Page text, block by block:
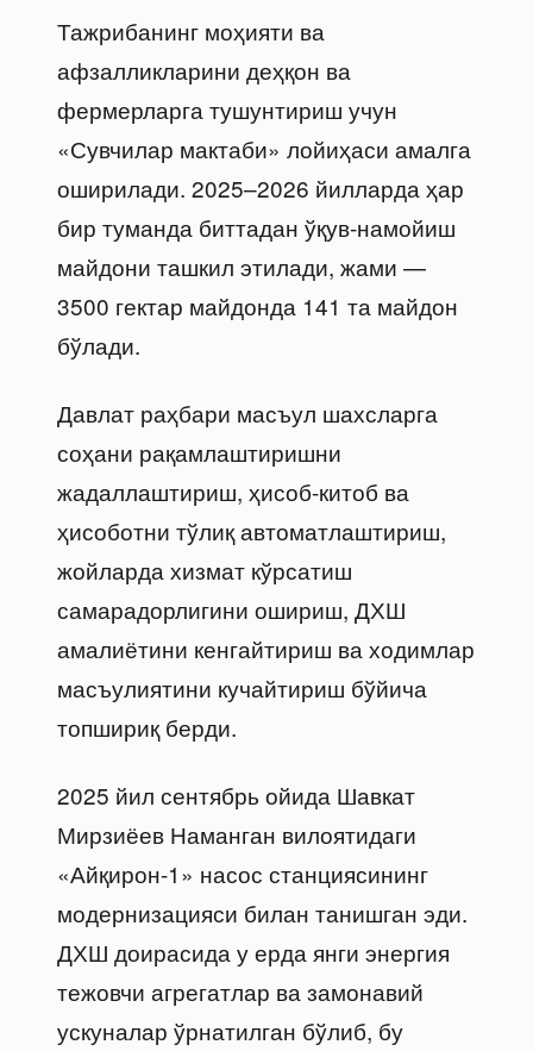
Тажрибанинг моҳияти ва
афзалликларини деҳқон ва
фермерларга тушунтириш учун
«Сувчилар мактаби» лойиҳаси амалга
оширилади. 2025–2026 йилларда ҳар
бир туманда биттадан ўқув-намойиш
майдони ташкил этилади, жами —
3500 гектар майдонда 141 та майдон
бўлади.
Давлат раҳбари масъул шахсларга
соҳани рақамлаштиришни
жадаллаштириш, ҳисоб-китоб ва
ҳисоботни тўлиқ автоматлаштириш,
жойларда хизмат кўрсатиш
самарадорлигини ошириш, ДХШ
амалиётини кенгайтириш ва ходимлар
масъулиятини кучайтириш бўйича
топшириқ берди.
2025 йил сентябрь ойида Шавкат
Мирзиёев Наманган вилоятидаги
«Айқирон-1» насос станциясининг
модернизацияси билан танишган эди.
ДХШ доирасида у ерда янги энергия
тежовчи агрегатлар ва замонавий
ускуналар ўрнатилган бўлиб, бу